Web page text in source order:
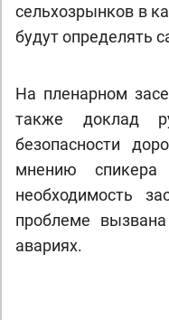
сельхозрынков в
будут определять
На пленарном
также доклад
безопасности
мнению спикера
необходимость
проблеме
авариях.